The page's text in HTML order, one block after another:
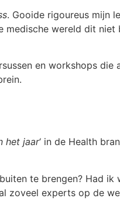
. Gooide rigoureus mijn
medische wereld dit niet
en workshops die
het jaar‘ in de Health
te brengen? Had ik
zoveel experts op de